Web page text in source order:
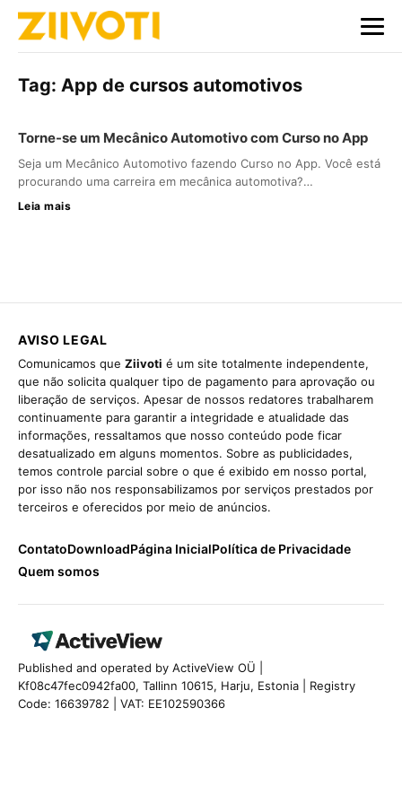
Tag: App de cursos automotivos
Torne-se um Mecânico Automotivo com Curso no App
Seja um Mecânico Automotivo fazendo Curso no App. Você está
procurando uma carreira em mecânica automotiva?…
Leia mais
AVISO LEGAL
Comunicamos que Ziivoti é um site totalmente independente,
que não solicita qualquer tipo de pagamento para aprovação ou
liberação de serviços. Apesar de nossos redatores trabalharem
continuamente para garantir a integridade e atualidade das
informações, ressaltamos que nosso conteúdo pode ficar
desatualizado em alguns momentos. Sobre as publicidades,
temos controle parcial sobre o que é exibido em nosso portal,
por isso não nos responsabilizamos por serviços prestados por
terceiros e oferecidos por meio de anúncios.
ContatoDownloadPágina InicialPolítica de Privacidade
Quem somos
Published and operated by ActiveView OÜ |
Kf08c47fec0942fa00, Tallinn 10615, Harju, Estonia | Registry
Code: 16639782 | VAT: EE102590366